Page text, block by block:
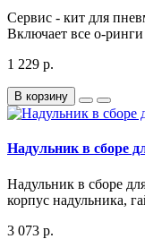
Сервис - кит для
Включает все о-
1 229 р.
В корзину
Надульник в сборе
Надульник в сборе
корпус надульника,
3 073 р.